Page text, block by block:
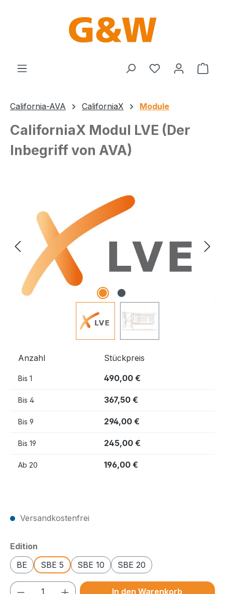
Du hast 0
California-AVA CaliforniaX Module
CaliforniaX Modul LVE (Der
Inbegriff von AVA)
Anzahl Stückpreis
Bis 1 490,00 €
Bis 4 367,50 €
Bis 9 294,00 €
Bis 19 245,00 €
Ab 20 196,00 €
Versandkostenfrei
Edition
BE
SBE 5 SBE 10 SBE 20
Produkt Anzahl: Gib den gewünschten
In den Warenkorb